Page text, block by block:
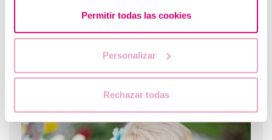
Permitir todas las cookies
Personalizar
Rechazar todas